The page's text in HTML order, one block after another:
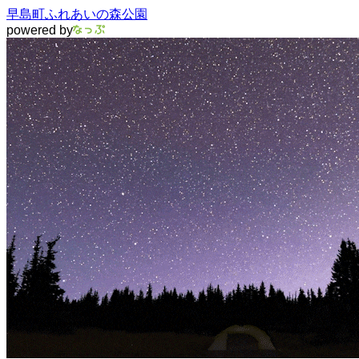
早島町ふれあいの森公園
powered by